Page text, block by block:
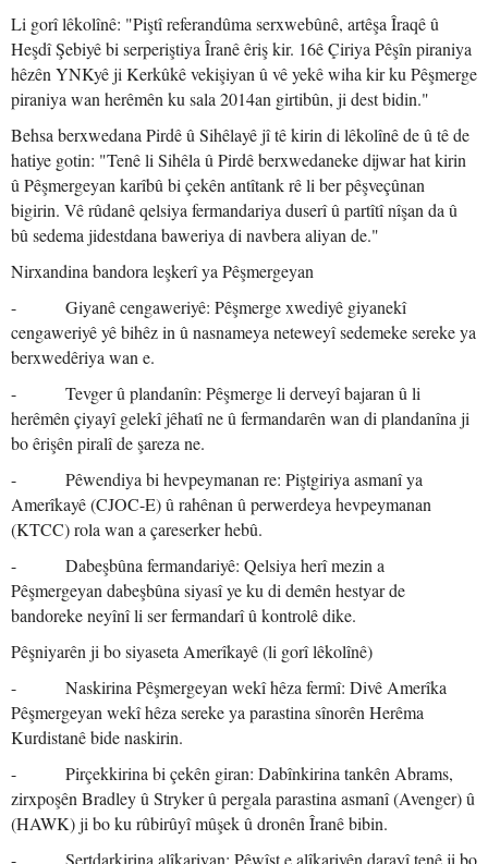
Li gorî lêkolînê: "Piştî referandûma serxwebûnê, artêşa Îraqê û
Heşdî Şebiyê bi serperiştiya Îranê êriş kir. 16ê Çiriya Pêşîn piraniya
hêzên YNKyê ji Kerkûkê vekişiyan û vê yekê wiha kir ku Pêşmerge
piraniya wan herêmên ku sala 2014an girtibûn, ji dest bidin."
Behsa berxwedana Pirdê û Sihêlayê jî tê kirin di lêkolînê de û tê de
hatiye gotin: "Tenê li Sihêla û Pirdê berxwedaneke dijwar hat kirin
û Pêşmergeyan karîbû bi çekên antîtank rê li ber pêşveçûnan
bigirin. Vê rûdanê qelsiya fermandariya duserî û partîtî nîşan da û
bû sedema jidestdana baweriya di navbera aliyan de."
Nirxandina bandora leşkerî ya Pêşmergeyan
- Giyanê cengaweriyê: Pêşmerge xwediyê giyanekî
cengaweriyê yê bihêz in û nasnameya neteweyî sedemeke sereke ya
berxwedêriya wan e.
- Tevger û plandanîn: Pêşmerge li derveyî bajaran û li
herêmên çiyayî gelekî jêhatî ne û fermandarên wan di plandanîna ji
bo êrişên piralî de şareza ne.
- Pêwendiya bi hevpeymanan re: Piştgiriya asmanî ya
Amerîkayê (CJOC-E) û rahênan û perwerdeya hevpeymanan
(KTCC) rola wan a çareserker hebû.
- Dabeşbûna fermandariyê: Qelsiya herî mezin a
Pêşmergeyan dabeşbûna siyasî ye ku di demên hestyar de
bandoreke neyînî li ser fermandarî û kontrolê dike.
Pêşniyarên ji bo siyaseta Amerîkayê (li gorî lêkolînê)
- Naskirina Pêşmergeyan wekî hêza fermî: Divê Amerîka
Pêşmergeyan wekî hêza sereke ya parastina sînorên Herêma
Kurdistanê bide naskirin.
- Pirçekkirina bi çekên giran: Dabînkirina tankên Abrams,
zirxpoşên Bradley û Stryker û pergala parastina asmanî (Avenger) û
(HAWK) ji bo ku rûbirûyî mûşek û dronên Îranê bibin.
- Şertdarkirina alîkariyan: Pêwîst e alîkariyên darayî tenê ji bo